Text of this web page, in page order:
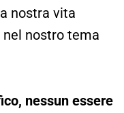
nostra vita
nel nostro tema
nessun essere